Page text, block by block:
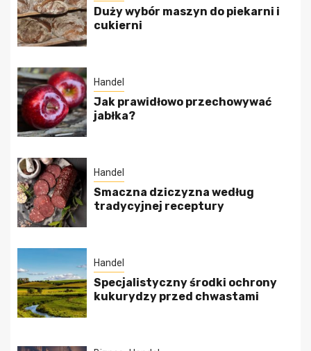
Duży wybór maszyn do piekarni i
cukierni
Handel
Jak prawidłowo przechowywać
jabłka?
Handel
Smaczna dziczyzna według
tradycyjnej receptury
Handel
Specjalistyczny środki ochrony
kukurydzy przed chwastami